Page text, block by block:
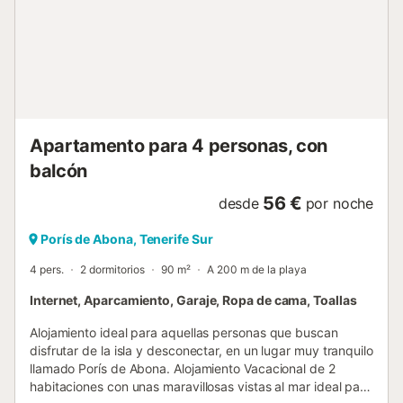
Apartamento para 4 personas, con
balcón
desde 56 € por noche
Porís de Abona, Tenerife Sur
4 pers. 2 dormitorios 90 m² A 200 m de la playa
Internet, Aparcamiento, Garaje, Ropa de cama, Toallas
Alojamiento ideal para aquellas personas que buscan
disfrutar de la isla y desconectar, en un lugar muy tranquilo
llamado Porís de Abona. Alojamiento Vacacional de 2
habitaciones con unas maravillosas vistas al mar ideal para